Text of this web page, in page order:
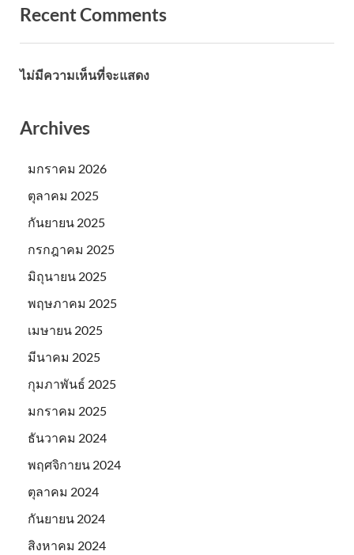
Recent Comments
ไม่มีความเห็นที่จะแสดง
Archives
มกราคม 2026
ตุลาคม 2025
กันยายน 2025
กรกฎาคม 2025
มิถุนายน 2025
พฤษภาคม 2025
เมษายน 2025
มีนาคม 2025
กุมภาพันธ์ 2025
มกราคม 2025
ธันวาคม 2024
พฤศจิกายน 2024
ตุลาคม 2024
กันยายน 2024
สิงหาคม 2024